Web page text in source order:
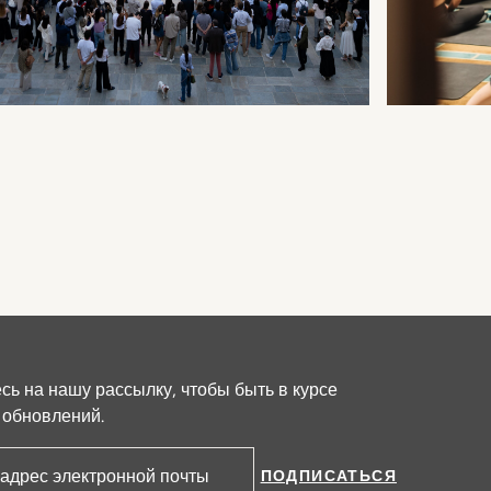
на нашу рассылку, чтобы быть в курсе
ПОДПИСАТЬСЯ